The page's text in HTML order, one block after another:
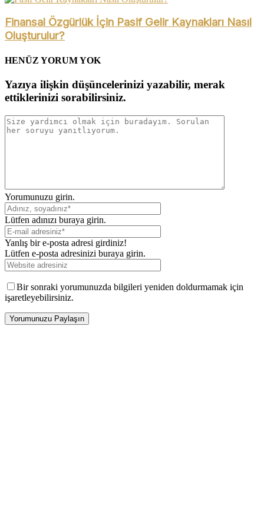
Finansal Özgürlük İçin Pasif Gelir Kaynakları Nasıl
Oluşturulur?
HENÜZ YORUM YOK
Yazıya ilişkin düşüncelerinizi yazabilir, merak
ettiklerinizi sorabilirsiniz.
Yorumunuzu girin.
Lütfen adınızı buraya girin.
Yanlış bir e-posta adresi girdiniz!
Lütfen e-posta adresinizi buraya girin.
Bir sonraki yorumunuzda bilgileri yeniden doldurmamak için
işaretleyebilirsiniz.